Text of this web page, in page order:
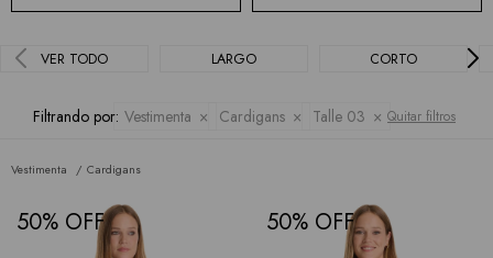
VER TODO LARGO CORTO
Filtrando por: Vestimenta Cardigans Talle 03 Quitar filtros
Vestimenta Cardigans
50 50